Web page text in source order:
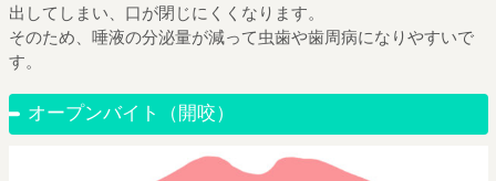
出してしまい、口が閉じにくくなります。
そのため、唾液の分泌量が減って虫歯や歯周病になりやすいで
す。
オープンバイト（開咬）